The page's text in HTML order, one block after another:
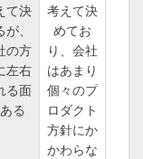
て決
、
の方
左右
る面
る
考えて決
めてお
り、会社
はあまり
個々のプ
ロダクト
方針にか
かわらな